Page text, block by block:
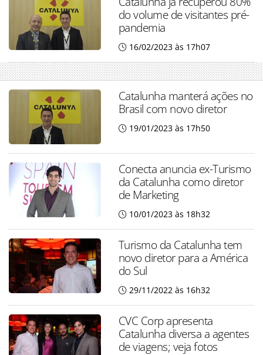
do volume de visitantes pré-
pandemia
16/02/2023 às 17h07
Catalunha manterá ações no
Brasil com novo diretor
19/01/2023 às 17h50
Conecta anuncia ex-Turismo
da Catalunha como diretor
de Marketing
10/01/2023 às 18h32
Turismo da Catalunha tem
novo diretor para a América
do Sul
29/11/2022 às 16h32
CVC Corp apresenta
Catalunha diversa a agentes
de viagens; veja fotos